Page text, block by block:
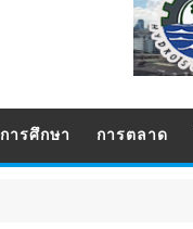
การศึกษา การตลาด